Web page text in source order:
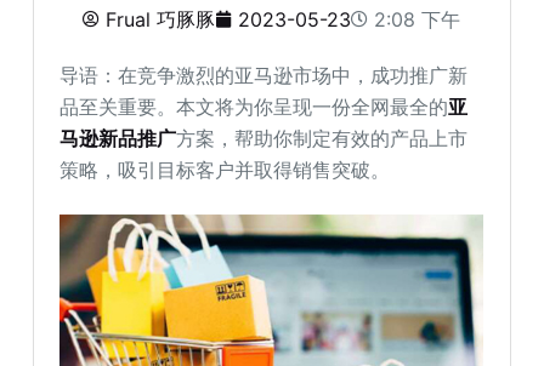
Frual 巧豚豚 2023-05-23 2:08 下午
导语：在竞争激烈的亚马逊市场中，成功推广新
品至关重要。本文将为你呈现一份全网最全的亚
马逊新品推广方案，帮助你制定有效的产品上市
策略，吸引目标客户并取得销售突破。